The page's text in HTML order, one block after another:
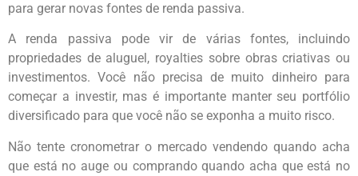
para gerar novas fontes de renda passiva.
A renda passiva pode vir de várias fontes, incluindo
propriedades de aluguel, royalties sobre obras criativas ou
investimentos. Você não precisa de muito dinheiro para
começar a investir, mas é importante manter seu portfólio
diversificado para que você não se exponha a muito risco.
Não tente cronometrar o mercado vendendo quando acha
que está no auge ou comprando quando acha que está no